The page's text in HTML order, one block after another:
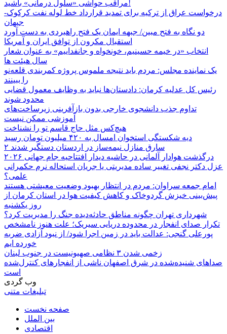
مراقب حواشی «سلول درمانی» باشید!
درخواست عراق از ترکیه برای تمدید قرارداد خط لوله نفت کرکوک-
جیهان
دو نگاه به فتح مبین/ جبهه ایمان یک فتح راهبردی به دست آورد
استقبال مکرون از توافق ایران و آمریکا
انتخاب «در خیمه حسینیم، خونخواه و جانفداییم» به عنوان شعار
سال هیئت ها
یک نماینده مجلس: مردم باید نتیجه ملموس پروژه کمربندی قلعه‌نو
را ببینند
رئیس کل عدلیه کرمان: دادستان‌ها نباید به وظایف معمول قضایی
محدود شوند
تداوم جذب دانشجوی خارجی بدون بازآفرینی زیرساخت‌های
آموزشی ممکن نیست
هیچ‌کس مثل حاج قاسم تو را نشناخت
دیه شکستگی استخوان امسال به ۴۲۰ میلیون تومان رسید
۲ سارق منازل نیمه‌ساز در اردستان دستگیر شدند
درگذشت هوادار آلمانی در حاشیه دیدار افتتاحیه جام جهانی ۲۰۲۶
عزل دکتر نجفی تغییر ساده مدیریتی یا جریان استحاله نرم حکمرانی
علمی؟
امام جمعه سراوان: مردم در انتظار بهبود وضعیت معیشتی هستند
پیش‌بینی خیزش گردوخاک و کاهش کیفیت هوا در استان کرمان از
روز یکشنبه
شهرداری تهران چگونه مناطق حادثه‌دیده جنگ را مدیریت کرد؟
تکرار صدای انفجار در محدوده دریایی سیریک؛ علت هنوز نامشخص
پورعلی گنجی: عدالت باید در زمین اجرا شود/ از نبود آزادی ضربه
خورده ایم
زخمی شدن ۳ نظامی صهیونیست در جنوب لبنان
صداهای شنیده‌شده در شرق اصفهان ناشی از انفجارهای کنترل‌شده
است
وب گردی
تبلیغات متنی
صفحه نخست
بین الملل
اقتصادی